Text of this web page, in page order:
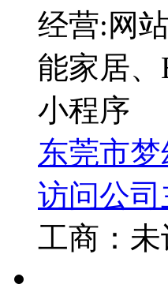
经营:网
能家居
小程序
东莞市
访问公司
工商：